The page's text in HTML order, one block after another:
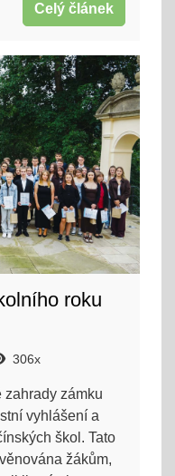
Celý článek
roku
306x
zahrady zámku
vyhlášení a
škol. Tato
žákům,